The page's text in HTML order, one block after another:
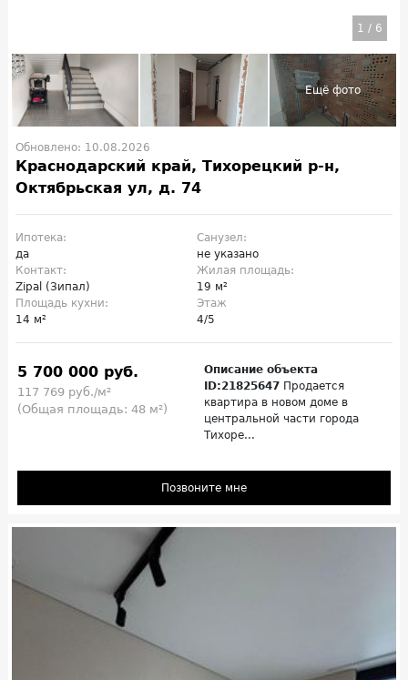
1 / 6
Обновлено: 10.08.2026
Краснодарский край, Тихорецкий р-н,
Октябрьская ул, д. 74
Ипотека:
да
Санузел:
не указано
Контакт:
Zipal (Зипал)
Жилая площадь:
19 м²
Площадь кухни:
14 м²
Этаж
4/5
5 700 000 руб.
117 769 руб./м²
(Общая площадь: 48 м²)
Описание объекта
ID:21825647 Продается
квартира в новом доме в
центральной части города
Тихоре...
Позвоните мне